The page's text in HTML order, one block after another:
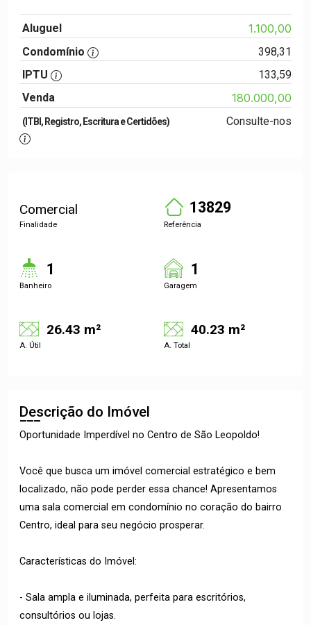
Aluguel 1.100,00
Condomínio
398,31
IPTU
133,59
Venda
180.000,00
(ITBI, Registro, Escritura e Certidões) Consulte-nos
Comercial
Finalidade
13829
Referência
1
Banheiro
1
Garagem
26.43 m²
A. Útil
40.23 m²
A. Total
Descrição do Imóvel
Oportunidade Imperdível no Centro de São Leopoldo!
Você que busca um imóvel comercial estratégico e bem
localizado, não pode perder essa chance! Apresentamos
uma sala comercial em condomínio no coração do bairro
Centro, ideal para seu negócio prosperar.
Características do Imóvel:
- Sala ampla e iluminada, perfeita para escritórios,
consultórios ou lojas.